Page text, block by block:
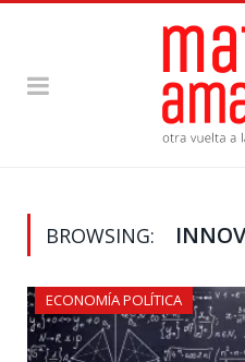
BROWSING:
ECONOMÍA POLÍTICA